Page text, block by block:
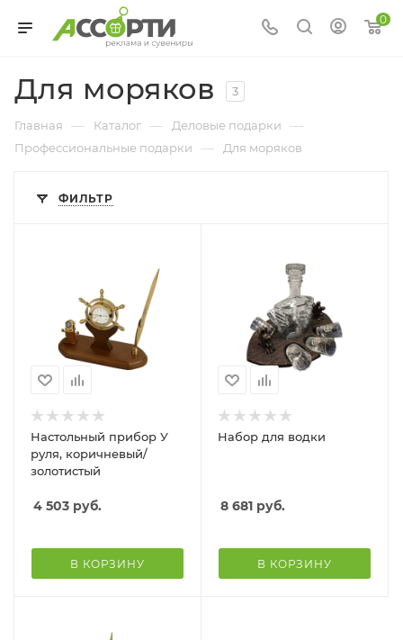
0
Для моряков 3
Главная — Каталог — Деловые подарки —
Профессиональные подарки — Для моряков
ФИЛЬТР
Настольный прибор У
руля, коричневый/
золотистый
4 503 руб.
В КОРЗИНУ
Набор для водки
8 681 руб.
В КОРЗИНУ